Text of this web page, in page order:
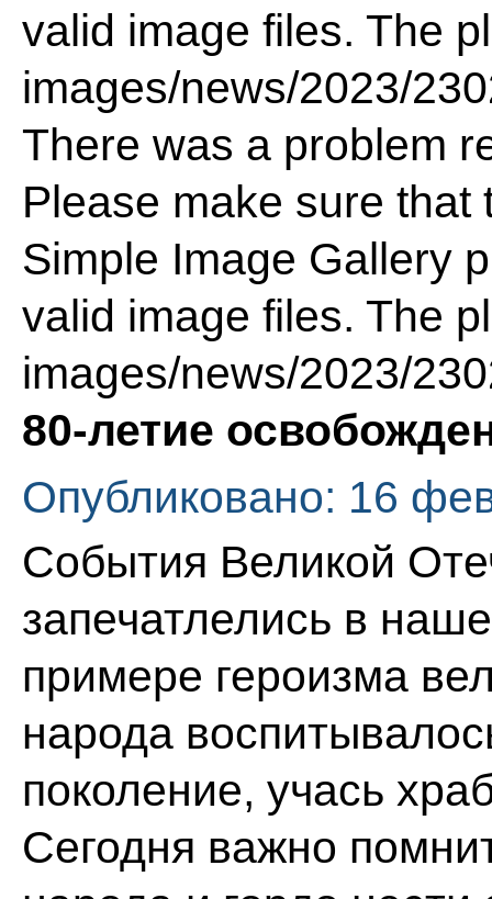
valid image files. The
images/news/2023/
There was a problem
Please make sure
Simple Image Gallery
valid image files. The
images/news/2023/
80-летие
Опубликовано: 16
События Великой
запечатлелись в
примере героизма
народа
поколение, учась
Сегодня важно